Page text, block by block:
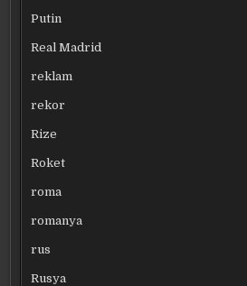
Putin
Real Madrid
reklam
rekor
Rize
Roket
roma
romanya
rus
Rusya